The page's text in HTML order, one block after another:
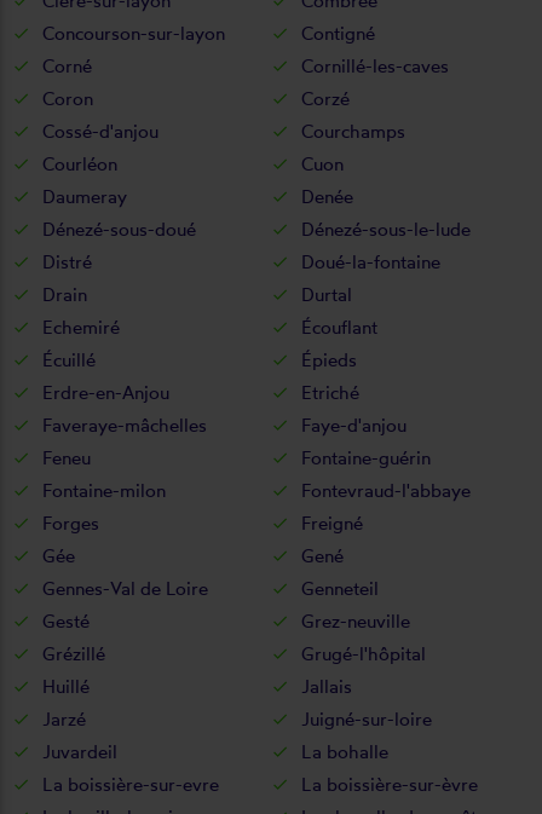
Concourson-sur-layon
Contigné
Corné
Cornillé-les-caves
Coron
Corzé
Cossé-d'anjou
Courchamps
Courléon
Cuon
Daumeray
Denée
Dénezé-sous-doué
Dénezé-sous-le-lude
Distré
Doué-la-fontaine
Drain
Durtal
Echemiré
Écouflant
Écuillé
Épieds
Erdre-en-Anjou
Etriché
Faveraye-mâchelles
Faye-d'anjou
Feneu
Fontaine-guérin
Fontaine-milon
Fontevraud-l'abbaye
Forges
Freigné
Gée
Gené
Gennes-Val de Loire
Genneteil
Gesté
Grez-neuville
Grézillé
Grugé-l'hôpital
Huillé
Jallais
Jarzé
Juigné-sur-loire
Juvardeil
La bohalle
La boissière-sur-evre
La boissière-sur-èvre